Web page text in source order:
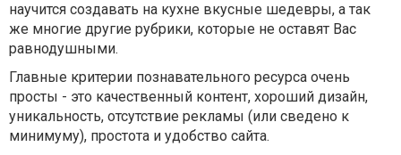
научится создавать на кухне вкусные шедевры, а так
же многие другие рубрики, которые не оставят Вас
равнодушными.
Главные критерии познавательного ресурса очень
просты - это качественный контент, хороший дизайн,
уникальность, отсутствие рекламы (или сведено к
минимуму), простота и удобство сайта.